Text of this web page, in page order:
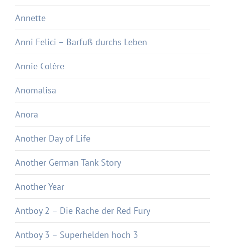
Annette
Anni Felici – Barfuß durchs Leben
Annie Colère
Anomalisa
Anora
Another Day of Life
Another German Tank Story
Another Year
Antboy 2 – Die Rache der Red Fury
Antboy 3 – Superhelden hoch 3